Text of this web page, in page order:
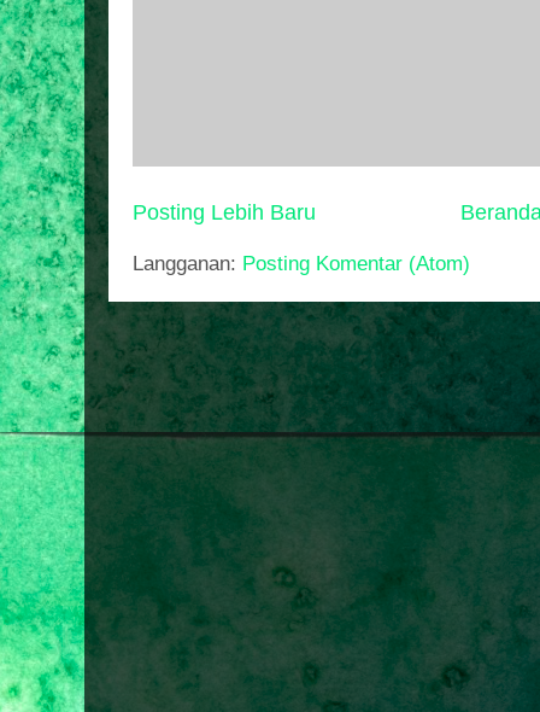
Posting Lebih Baru
Langganan: Posting Komentar (Atom)